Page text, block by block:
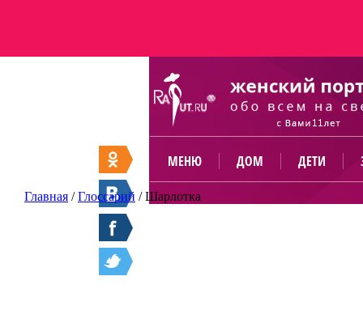
МЕНЮ ДОМ ДЕТИ
Главная /Глоссарий /Шарлотка